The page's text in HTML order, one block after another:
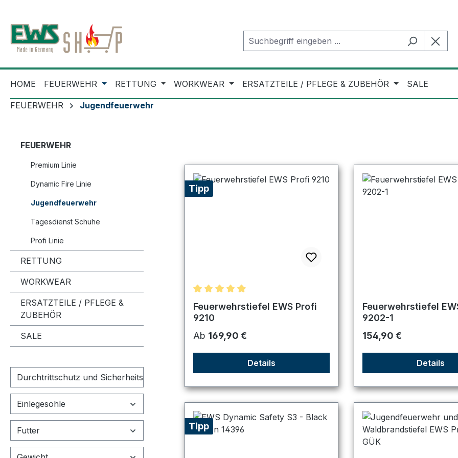
HOME FEUERWEHR RETTUNG WORKWEAR ERSATZTEILE / PFLEGE & ZUBEHÖR SALE
FEUERWEHR Jugendfeuerwehr
FEUERWEHR
Premium Linie
Dynamic Fire Linie
Jugendfeuerwehr
Tagesdienst Schuhe
Profi Linie
RETTUNG
WORKWEAR
ERSATZTEILE / PFLEGE &
ZUBEHÖR
SALE
Durchtrittschutz und Sicherheitskappe
Einlegesohle
Futter
Tipp
Durchschnittliche Bewertung von 4.98 von 5 Sternen
Feuerwehrstiefel EWS Profi
9210
Regulärer Preis:
Ab 169,90 €
Details
Feuerwehrstiefel
9202-1
Regulärer Preis:
154,90 €
Details
Tipp